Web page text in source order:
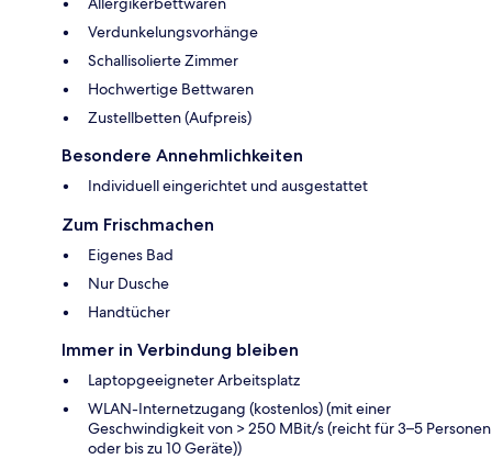
Verdunkelungsvorhänge
Schallisolierte Zimmer
Hochwertige Bettwaren
Zustellbetten (Aufpreis)
Besondere Annehmlichkeiten
Individuell eingerichtet und ausgestattet
Zum Frischmachen
Eigenes Bad
Nur Dusche
Handtücher
Immer in Verbindung bleiben
Laptopgeeigneter Arbeitsplatz
WLAN-Internetzugang (kostenlos) (mit einer
Geschwindigkeit von > 250 MBit/s (reicht für 3–5 Personen
oder bis zu 10 Geräte))